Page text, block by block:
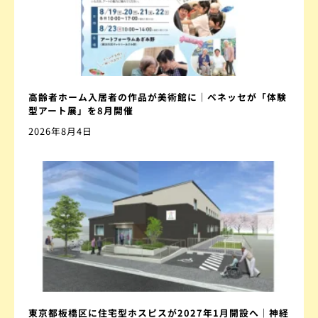
高齢者ホーム入居者の作品が美術館に｜ベネッセが「体験
型アート展」を8月開催
2026年8月4日
東京都板橋区に住宅型ホスピスが2027年1月開設へ｜神経